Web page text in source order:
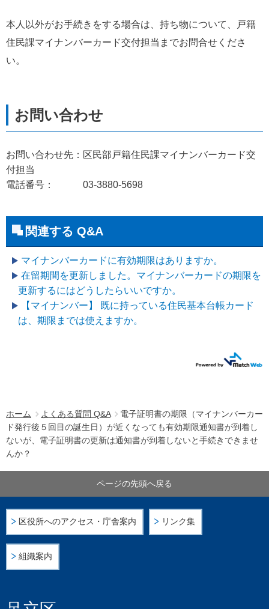
ホーム よくある質問 Q&A
電子証明書の期限（マイナンバーカー
ド発行後５回目の誕生日）が近くなっても有効期限通知書が到着し
ないが、電子証明書の更新は通知書が到着しないと手続きできませ
んか？
本人以外がお手続きをする場合は、持ち物について、戸籍
住民課マイナンバーカード交付担当までお問合せくださ
い。
お問い合わせ先：区民部戸籍住民課マイナンバーカード交
付担当
電話番号： 03-3880-5698
関連する Q&A
マイナンバーカードに有効期限はありますか。
在留期間を更新しました。マイナンバーカードの期限を
更新するにはどうしたらいいですか。
【マイナンバー】 既に持っている住民基本台帳カード
は、期限までは使えますか。
区役所へのアクセス・庁舎案内 リンク集
組織案内
ページの先頭へ戻る